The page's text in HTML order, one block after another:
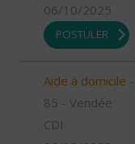
06/10/2025
POSTULER
Aide à domicile
85 - Vendée
CDI